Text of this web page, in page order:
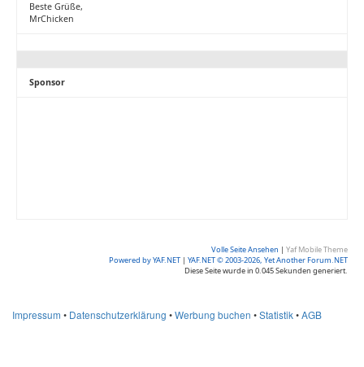
Beste Grüße,
MrChicken
Sponsor
Volle Seite Ansehen | Yaf Mobile Theme
Powered by YAF.NET | YAF.NET © 2003-2026, Yet Another Forum.NET
Diese Seite wurde in 0.045 Sekunden generiert.
Impressum • Datenschutzerklärung •Werbung buchen •Statistik•AGB